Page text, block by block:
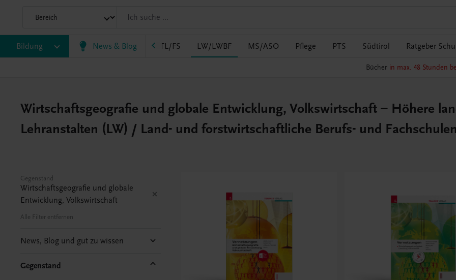
Bildung News & Blog
HLPS/FSB HLT/Kolleg HLW HTL/FS LW/LWBF MS/ASO Pflege PTS Südtirol Ratgeber
Bücher in max. 48 Stunden
Wirtschaftsgeografie und globale Entwicklung, Volkswirtschaft – Höhere
Lehranstalten (LW) / Land- und forstwirtschaftliche Berufs- und
Gegenstand
Wirtschaftsgeografie und globale
Entwicklung, Volkswirtschaft
Alle Filter entfernen
News, Blog und gut zu wissen
Gegenstand